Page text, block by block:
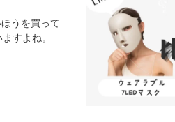
うを買って
すよね。